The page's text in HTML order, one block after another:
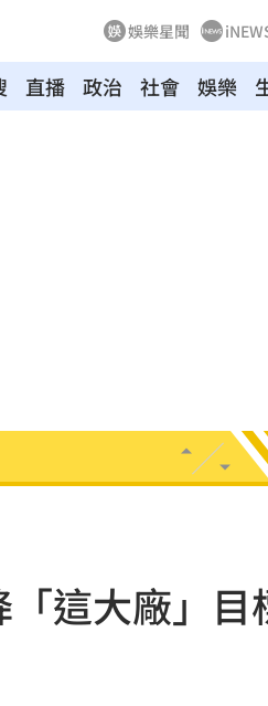
娛樂星聞
直播 政治 社會 娛樂
這大廠」目